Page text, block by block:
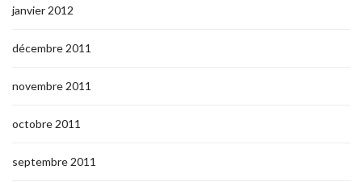
janvier 2012
décembre 2011
novembre 2011
octobre 2011
septembre 2011